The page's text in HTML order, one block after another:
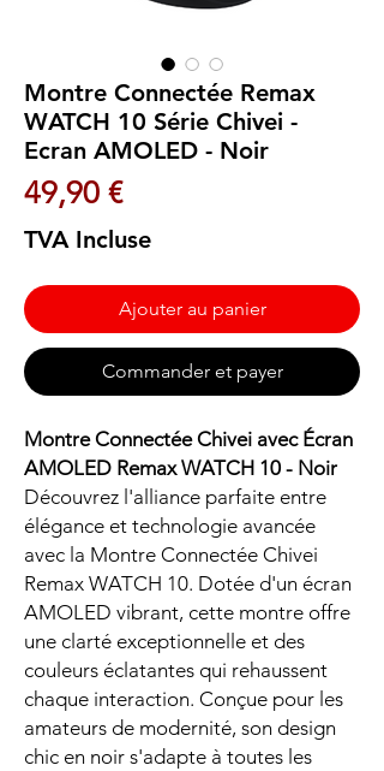
Montre Connectée Remax
WATCH 10 Série Chivei -
Ecran AMOLED - Noir
49,90 €Prix
TVA Incluse
Ajouter au panier
Commander et payer
Montre Connectée Chivei avec Écran
AMOLED Remax WATCH 10 - Noir
Découvrez l'alliance parfaite entre
élégance et technologie avancée
avec la Montre Connectée Chivei
Remax WATCH 10. Dotée d'un écran
AMOLED vibrant, cette montre offre
une clarté exceptionnelle et des
couleurs éclatantes qui rehaussent
chaque interaction. Conçue pour les
amateurs de modernité, son design
chic en noir s'adapte à toutes les